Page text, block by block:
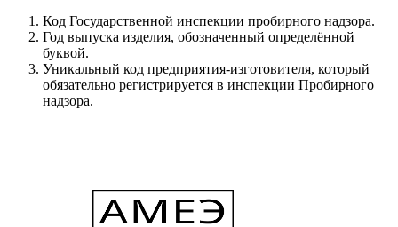
Код Государственной инспекции пробирного надзора.
Год выпуска изделия, обозначенный определённой
буквой.
Уникальный код предприятия-изготовителя, который
обязательно регистрируется в инспекции Пробирного
надзора.